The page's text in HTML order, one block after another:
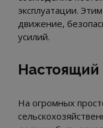
эксплуатации.
движение,
усилий.
На огромных